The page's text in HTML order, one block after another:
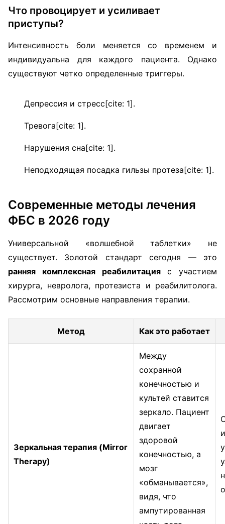
Что провоцирует и усиливает
приступы?
Интенсивность боли меняется со временем и
индивидуальна для каждого пациента. Однако
существуют четко определенные триггеры.
Депрессия и стресс[cite: 1].
Тревога[cite: 1].
Нарушения сна[cite: 1].
Неподходящая посадка гильзы протеза[cite: 1].
Современные методы лечения
ФБС в 2026 году
Универсальной «волшебной таблетки» не
существует. Золотой стандарт сегодня — это
ранняя комплексная реабилитацияс участием
хирурга, невролога, протезиста и реабилитолога.
Рассмотрим основные направления терапии.
Метод Как это работает
Зеркальная терапия (Mirror
Therapy)
Между
сохранной
конечностью и
культей ставится
зеркало. Пациент
двигает
здоровой
конечностью, а
мозг
«обманывается»,
видя, что
ампутированная